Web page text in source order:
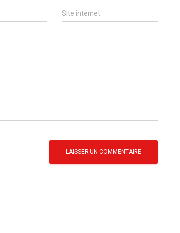
Site internet